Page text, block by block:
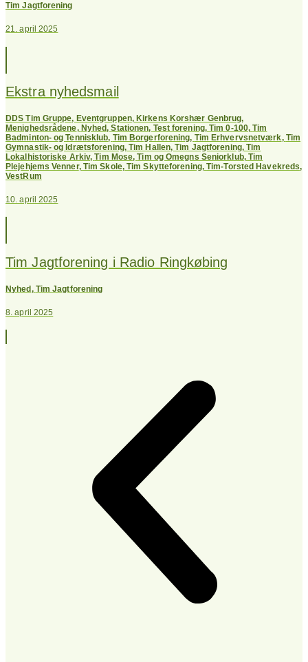
Tim Jagtforening
21. april 2025
Ekstra nyhedsmail
DDS Tim Gruppe, Eventgruppen, Kirkens Korshær Genbrug,
Menighedsrådene, Nyhed,Stationen, Test forening,Tim 0-100,Tim
Badminton- og Tennisklub, Tim Borgerforening, Tim Erhvervsnetværk, Tim
Gymnastik- og Idrætsforening,Tim Hallen,Tim Jagtforening,Tim
Lokalhistoriske Arkiv,Tim Mose,Tim og Omegns Seniorklub, Tim
Plejehjems Venner, Tim Skole,Tim Skytteforening,Tim-Torsted Havekreds,
VestRum
10. april 2025
Tim Jagtforening i Radio Ringkøbing
Nyhed, Tim Jagtforening
8. april 2025